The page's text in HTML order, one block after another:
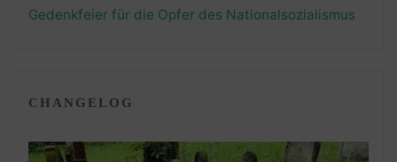
Gedenkfeier für die Opfer des Nationalsozialismus
CHANGELOG